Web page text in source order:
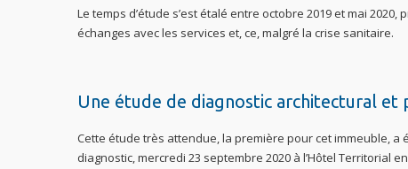
Le temps d’étude s’est étalé entre octobre 2019 et mai
échanges avec les services et, ce, malgré la crise sanitaire.
Une étude de diagnostic architectural et
Cette étude très attendue, la première pour cet immeuble,
diagnostic, mercredi 23 septembre 2020 à l’Hôtel Territorial